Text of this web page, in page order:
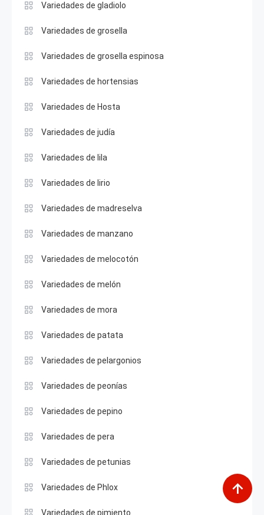
Variedades de gladiolo
Variedades de grosella
Variedades de grosella espinosa
Variedades de hortensias
Variedades de Hosta
Variedades de judía
Variedades de lila
Variedades de lirio
Variedades de madreselva
Variedades de manzano
Variedades de melocotón
Variedades de melón
Variedades de mora
Variedades de patata
Variedades de pelargonios
Variedades de peonías
Variedades de pepino
Variedades de pera
Variedades de petunias
Variedades de Phlox
Variedades de pimiento